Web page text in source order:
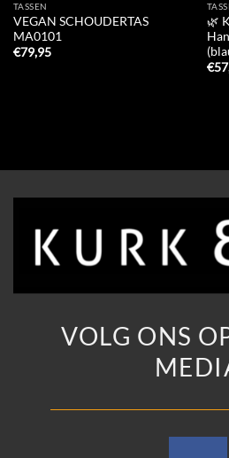
TASSEN
VEGAN SCHOUDERTAS
MA0101
€79,95
🌿
€
VOLG ONS